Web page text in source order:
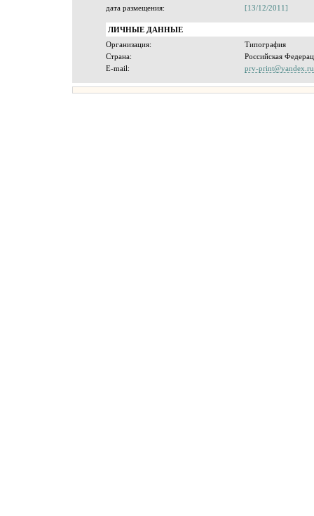
дата размещения: [13/12/2011]
ЛИЧНЫЕ ДАННЫЕ
Организация:
Типография
Страна:
Российская
E-mail:
prv-print@yandex.ru